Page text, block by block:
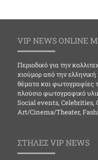
VIP NEWS ONLINE
Περιοδικό για την
χιούμορ από την
θέματα και φωτογραφίες
πλούσιο φωτογραφικό
Social events, Celebrities,
Art/Cinema/Theater,
ΣΤΗΛΕΣ VIP NEWS